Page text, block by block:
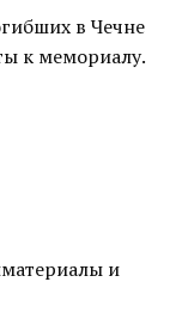
в Чечне
к мемориалу.
и